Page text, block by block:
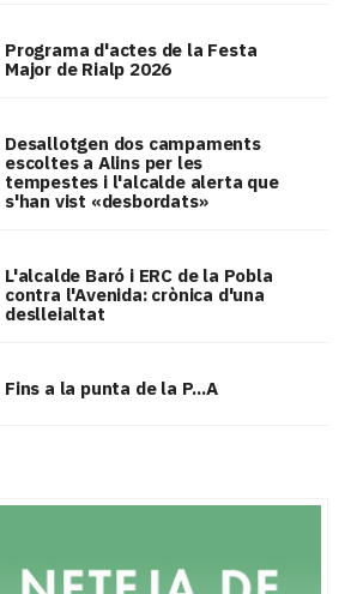
Programa d'actes de la Festa
Major de Rialp 2026
​Desallotgen dos campaments
escoltes a Alins per les
tempestes i l'alcalde alerta que
s'han vist «desbordats»
L'alcalde Baró i ERC de la Pobla
contra l'Avenida: crònica d'una
deslleialtat
Fins a la punta de la P...A